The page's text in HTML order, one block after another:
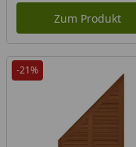
Zum Produkt
-21%